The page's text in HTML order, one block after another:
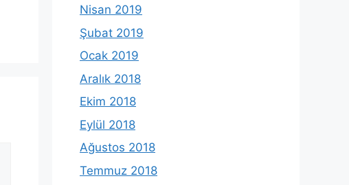
Nisan 2019
Şubat 2019
Ocak 2019
Aralık 2018
Ekim 2018
Eylül 2018
Ağustos 2018
Temmuz 2018